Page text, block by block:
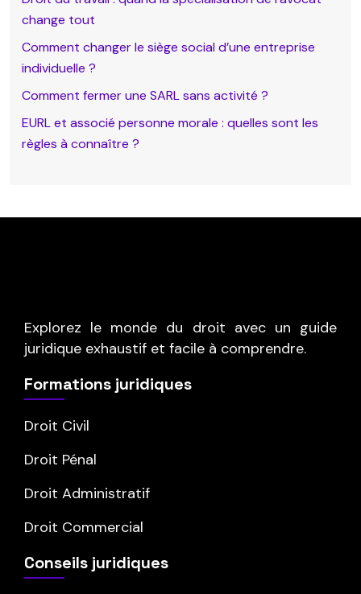
change tout
Comment changer le siège social d’une entreprise
individuelle ?
Comment fermer une SARL sans activité ?
EURL et associé personne morale : quelles sont les
règles à connaître ?
Explorez le monde du droit avec un guide
juridique exhaustif et facile à comprendre.
Formations juridiques
Droit Civil
Droit Pénal
Droit Administratif
Droit Commercial
Conseils juridiques